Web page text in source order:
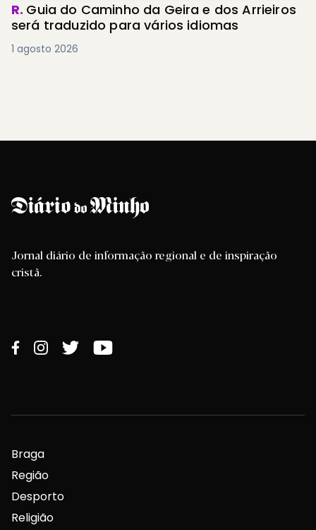
R. Guia do Caminho da Geira e dos Arrieiros
será traduzido para vários idiomas
1 agosto 2026
Jornal diário de informação regional e de inspiração
cristã.
Braga
Região
Desporto
Religião